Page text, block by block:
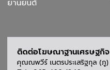
ยานยนต์
ติดต่อโฆษณาฐานเศรษฐกิจ
คุณณพวีร์ เนตรประเสริฐกุล (ภู)